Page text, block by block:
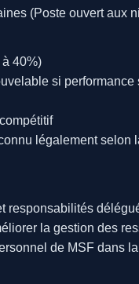
(Poste ouvert aux
40%)
si performance
légalement selon
responsabilités
la gestion des
de MSF dans